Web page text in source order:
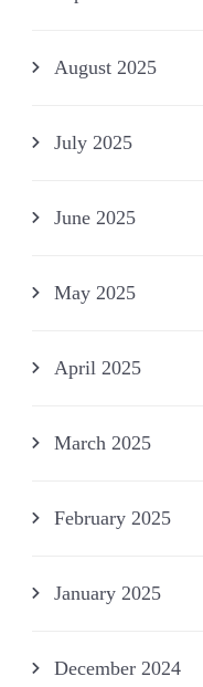
August 2025
July 2025
June 2025
May 2025
April 2025
March 2025
February 2025
January 2025
December 2024